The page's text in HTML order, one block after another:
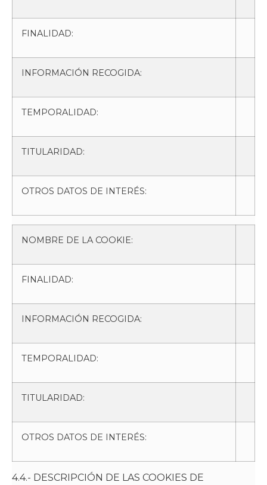
FINALIDAD:
INFORMACIÓN RECOGIDA:
TEMPORALIDAD:
TITULARIDAD:
OTROS DATOS DE INTERÉS:
NOMBRE DE LA COOKIE:
FINALIDAD:
INFORMACIÓN RECOGIDA:
TEMPORALIDAD:
TITULARIDAD:
OTROS DATOS DE INTERÉS:
4.4.- DESCRIPCIÓN DE LAS COOKIES DE